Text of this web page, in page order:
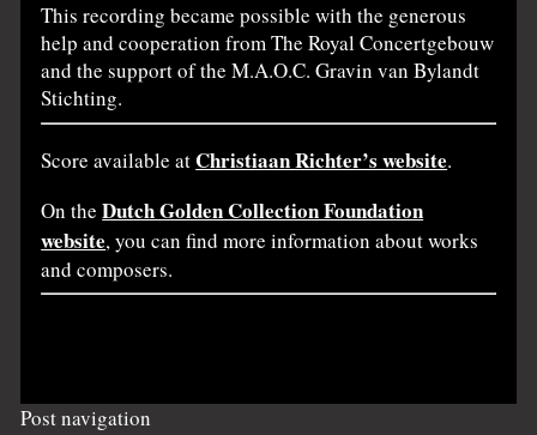
This recording became possible with the generous
help and cooperation from The Royal Concertgebouw
and the support of the M.A.O.C. Gravin van Bylandt
Stichting.
Score available atChristiaan Richter’s website.
On theDutch Golden Collection Foundation
website, you can find more information about works
and composers.
Post navigation